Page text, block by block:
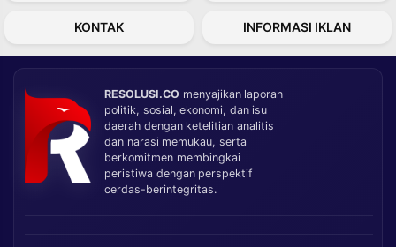
KONTAK INFORMASI IKLAN
RESOLUSI.CO menyajikan laporan
politik, sosial, ekonomi, dan isu
daerah dengan ketelitian analitis
dan narasi memukau, serta
berkomitmen membingkai
peristiwa dengan perspektif
cerdas-berintegritas.